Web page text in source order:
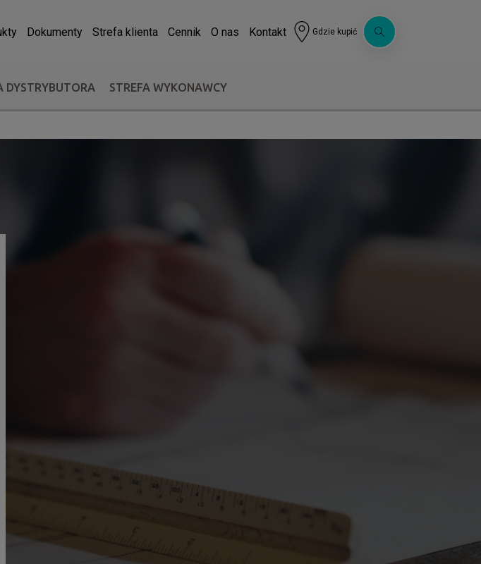
Dokumenty Strefa klienta Cennik O nas Kontakt Gdzie kupić
DYSTRYBUTORA STREFA WYKONAWCY